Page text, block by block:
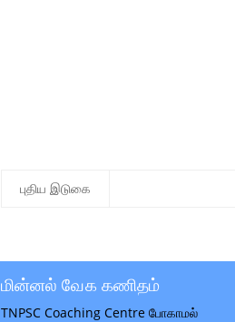
புதிய இடுகை
மின்னல் வேக கணிதம்
TNPSC Coaching Centre போகாமல்